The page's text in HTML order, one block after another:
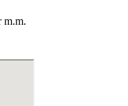
m.m.